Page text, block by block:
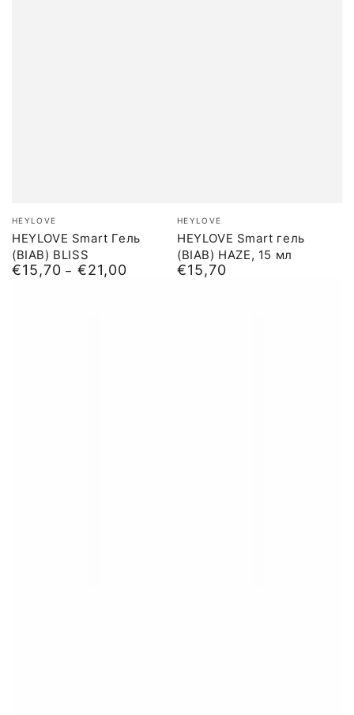
Бренд:
HEYLOVE
HEYLOVE Smart Гель
(BIAB) BLISS
Обычная
€15,70 €21,00
Бренд:
HEYLOVE
HEYLOVE Smart гель
(BIAB) HAZE, 15 мл
Обычная
€15,70